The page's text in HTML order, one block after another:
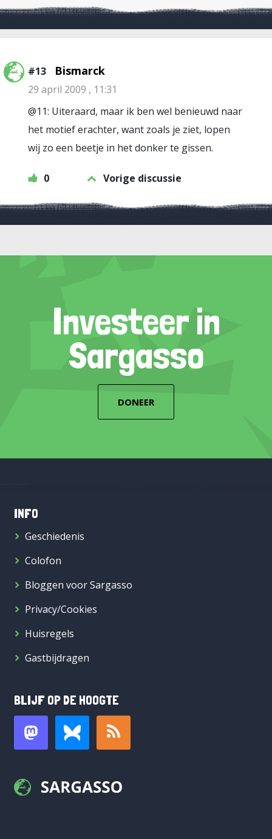
#13 Bismarck
29 april 2009 , 11:31
@11: Uiteraard, maar ik ben wel benieuwd naar
het motief erachter, want zoals je ziet, lopen
wij zo een beetje in het donker te gissen.
0 Vorige discussie
Investeer in
Sargasso
DONEER
INFO
Geschiedenis
Colofon
Bloggen voor Sargasso
Privacy/Cookies
Huisregels
Gastbijdragen
BLIJF OP DE HOOGTE